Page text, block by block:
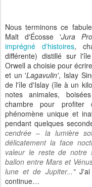
Nous terminons ce
Malt d'Écosse 'Jura
imprégné d'histoires,
différente) distillé sur
Orwell a choisie pour
et un 'Lagavulin', Islay
de l'île d'Islay (île à un
notes animales,
chambre pour
phénomène unique et
pendant quelques
cendrée – la lumière
délicatement la face
valeur le reste de notre
ballon entre Mars et
lune et de Jupiter..."J'ai
continue…